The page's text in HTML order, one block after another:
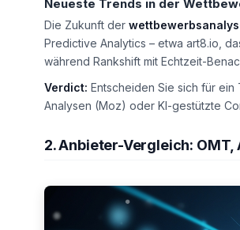
Neueste Trends in der
Die Zukunft der
Predictive Analytics – etwa art8.io,
während Rankshift mit Echtzeit-
Verdict: Entscheiden Sie sich für
Analysen (Moz) oder KI-gestützte
2. Anbieter-Vergleich: